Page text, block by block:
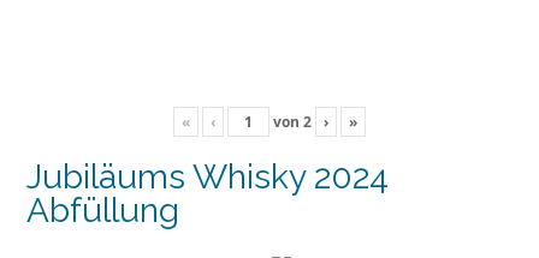
« ‹ von 2 › »
Jubiläums Whisky 2024
Abfüllung